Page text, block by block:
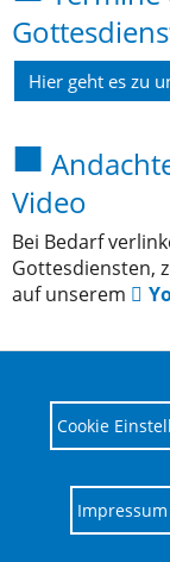
Hier geht es zu
Video
Bei Bedarf
Gottesdiensten,
auf unserem
Cookie
Impressum